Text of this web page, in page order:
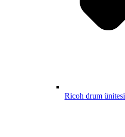
Ricoh drum ünitesi